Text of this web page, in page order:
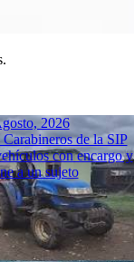
2026
de la SIP
con encargo y
a un sujeto